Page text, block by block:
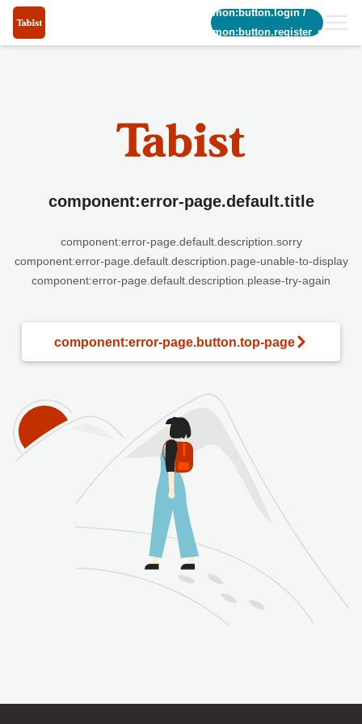
common:button.login/
common:button.register_short
component:error-page.default.title
component:error-page.default.description.sorry
component:error-page.default.description.page-unable-to-display
component:error-page.default.description.please-try-again
component:error-page.button.top-page